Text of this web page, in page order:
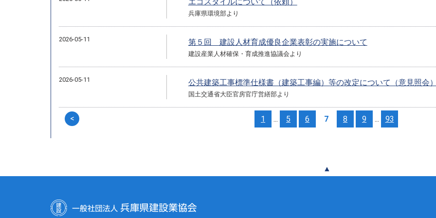
兵庫県環境部より
2026-05-11 第５回 建設人材育成優良企業表彰の実施について
建設産業人材確保・育成推進協議会より
2026-05-11 公共建築工事標準仕様書（建築工事編）等の改定について（意見照会
国土交通省大臣官房官庁営繕部より
< 1 ... 5 6 7 8 9 ... 93
▲